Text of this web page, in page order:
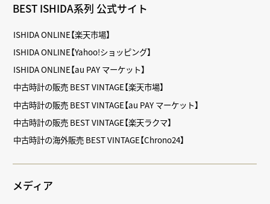
BEST ISHIDA系列 公式サイト
ISHIDA ONLINE【楽天市場】
ISHIDA ONLINE【Yahoo!ショッピング】
ISHIDA ONLINE【au PAY マーケット】
中古時計の販売 BEST VINTAGE【楽天市場】
中古時計の販売 BEST VINTAGE【au PAY マーケット】
中古時計の販売 BEST VINTAGE【楽天ラクマ】
中古時計の海外販売 BEST VINTAGE【Chrono24】
メディア